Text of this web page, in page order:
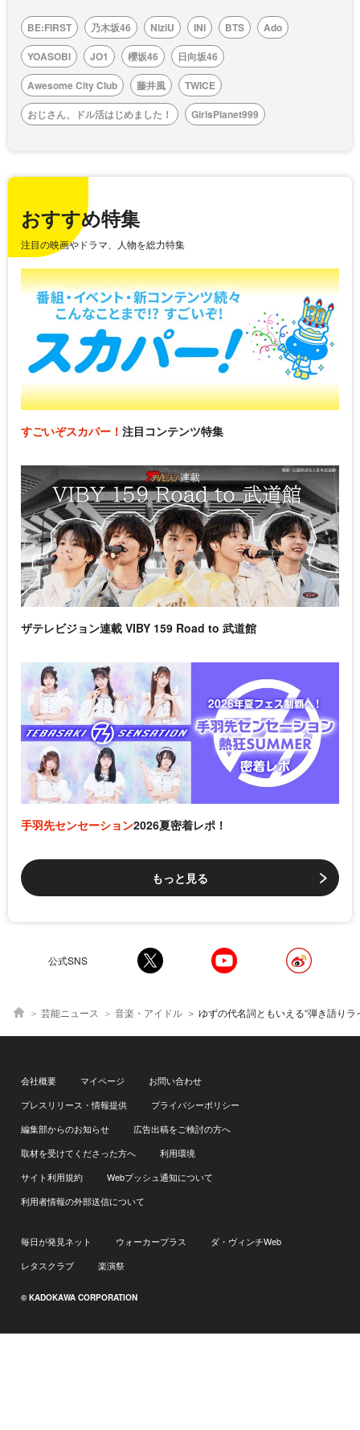
BE:FIRST 乃木坂46 NiziU INI BTS
Ado
YOASOBI
JO1 櫻坂46
日向坂46
Awesome City Club
藤井風
TWICE
おじさん、ドル活はじめました！
GirlsPlanet999
おすすめ特集
注目の映画やドラマ、人物を総力特集
すごいぞスカパー！ 注目コンテンツ特集
ザテレビジョン連載 VIBY 159 Road to 武道館
手羽先センセーション2026夏密着レポ！
もっと見る
公式SNS
芸能ニュース 音楽・アイドル ゆずの代名詞ともいえる“弾き語りライブ”を特集 「虹」は特別バージョン
会社概要 マイページ
お問い合わせ
プレスリリース・情報提供
プライバシーポリシー
編集部からのお知らせ
広告出稿をご検討の方へ
取材を受けてくださった方へ
利用環境
サイト利用規約
Webプッシュ通知について
利用者情報の外部送信について
毎日が発見ネット ウォーカープラス
ダ・ヴィンチWeb
レタスクラブ
楽演祭
© KADOKAWA CORPORATION